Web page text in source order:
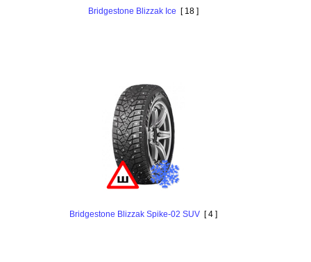
Bridgestone Blizzak Ice [ 18 ]
Bridgestone Blizzak Spike-02 SUV[ 4 ]